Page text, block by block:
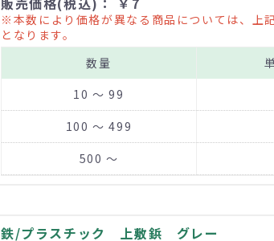
※本数により価格が異なる商品については、上
となります。
数量
10 ～ 99
100 ～ 499
500 ～
鉄/プラスチック 上敷鋲 グレー